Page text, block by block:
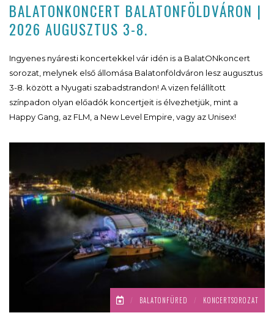
BALATONKONCERT BALATONFÖLDVÁRON |
2026 AUGUSZTUS 3-8.
Ingyenes nyáresti koncertekkel vár idén is a BalatONkoncert
sorozat, melynek első állomása Balatonföldváron lesz augusztus
3-8. között a Nyugati szabadstrandon! A vizen felállított
színpadon olyan előadók koncertjeit is élvezhetjük, mint a
Happy Gang, az FLM, a New Level Empire, vagy az Unisex!
/ BALATONFÜRED / KONCERTSOROZAT